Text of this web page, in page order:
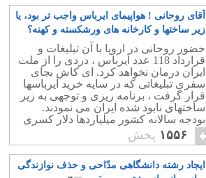
آقای روحانی ! هواپیمای ایرباس واجب تر بود، یا
زیر ساختها و کارخانه های ورشکسته و کهنه؟
حضور روحانی در اروپا با آن تبلیغات و
قرارداد 118 عدد ایرباس ، دردی را از ملت
ایران درمان نخواهد کرد. ای کاش بجای
سفری تبلیغاتی که در سایه خرید ایرباسها
قرار گرفت ، برنامه ریزی و توجهی به زیر
ساختهای نابود شده ایران می نمودند.
بودجه سالانه کشور میلیاردها دلار کسری
دارد! یعنی ایجاد شغل برای اروپاییها. این
کار شاید پس از قرارداد برای بهسازی
صدها کارخانه کهنه و ورشکسته باید انجام
می شد. صنعت ایران امروز کجاست؟
۱۵۵۶ پخش
ایجاد رشته دانشگاهی مدّاحی و حذف نوازندگی